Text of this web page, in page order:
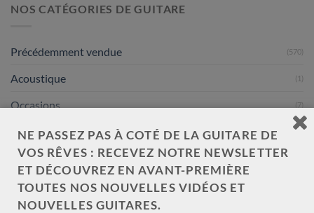
NOS CATÉGORIES DE GUITARE
Précédemment vendue (570)
Acoustique (1)
Occasions (7)
Luthiers (601)
Mario Aracama
Enrico Bottelli
Giannis Paleodimopoulos
NE PASSEZ PAS À COTÉ DE LA GUITARE DE
VOS RÊVES : RECEVEZ NOTRE NEWSLETTER
ET DÉCOUVREZ EN AVANT-PREMIÈRE
TOUTES NOS NOUVELLES VIDÉOS ET
NOUVELLES GUITARES.